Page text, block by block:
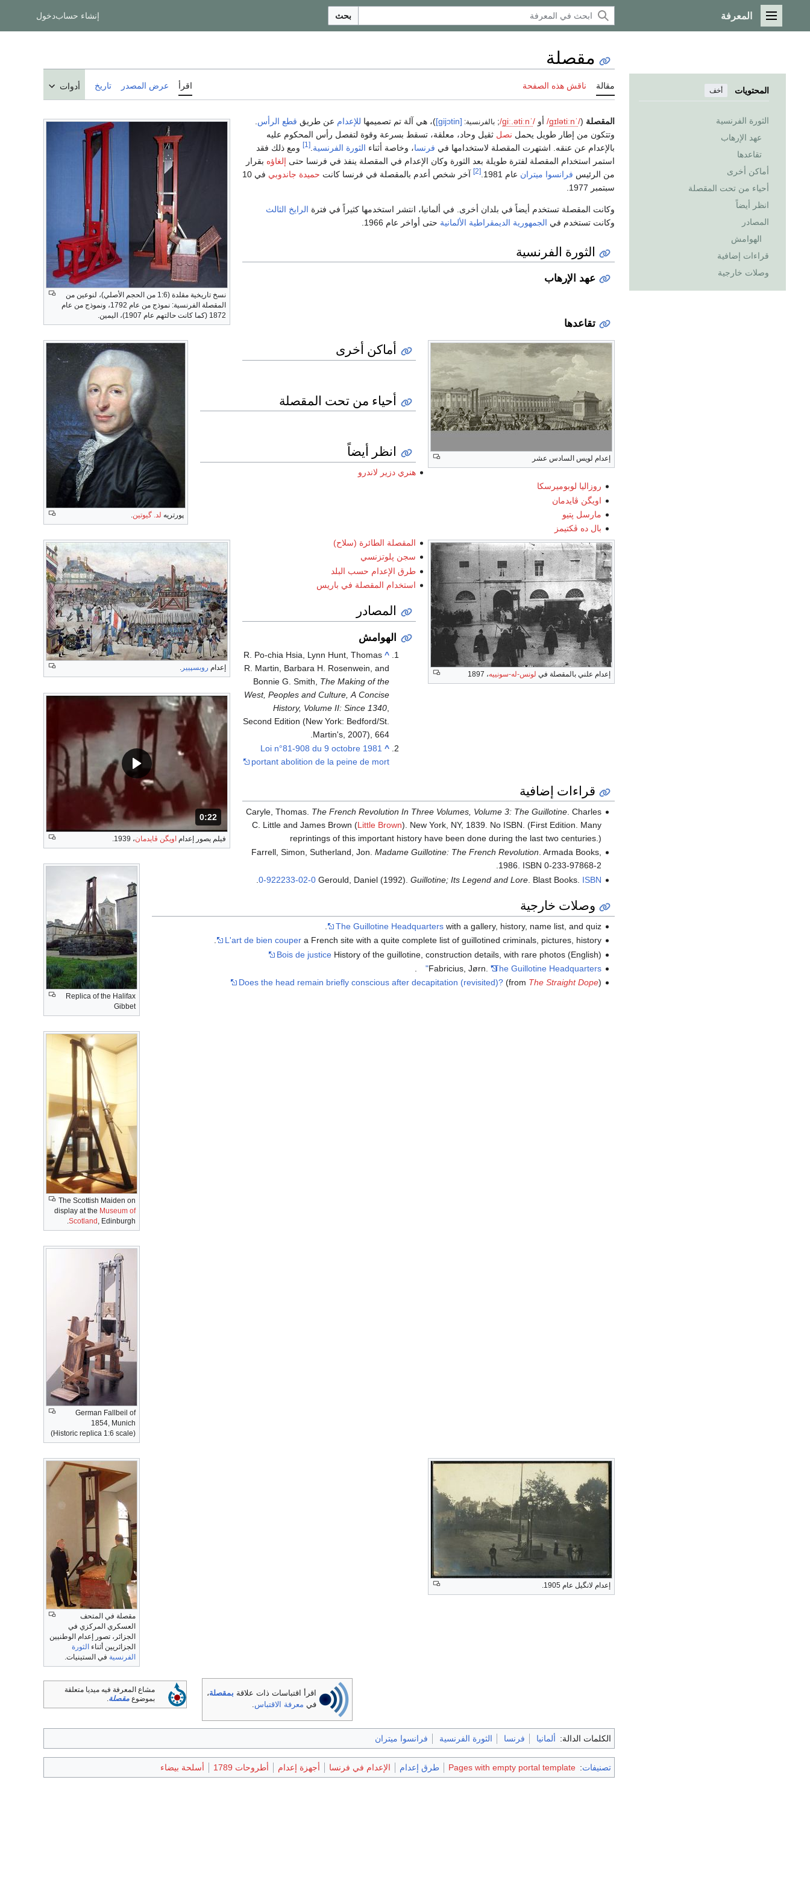
القائمة الرئيسية
المعرفة بحث إنشاء حسابدخول
المحتويات أخف
الثورة الفرنسية
عهد الإرهاب
تقاعدها
أماكن أخرى
أحياء من تحت المقصلة
انظر أيضاً
المصادر
الهوامش
قراءات إضافية
وصلات خارجية
مقصلة
مقالة ناقش هذه الصفحة اقرأ عرض المصدر تاريخ أدوات
نسخ تاريخية مقلدة (1:6 من الحجم الأصلي)، لنوعين من
المقصلة الفرنسية: نموذج من عام 1792، ونموذج من عام
1872 (كما كانت حالتهم عام 1907)، اليمين.
المقصلة (
/
ˈ
ɡɪlətiːn
/ أو /
ˈ
ɡiː ətiːn
/
; بالفرنسية: [ɡijɔtin] )، هي آلة تم تصميمها للإعدام عن طريق قطع الرأس
وتتكون من إطار طويل يحمل نصل ثقيل وحاد، معلقة، تسقط بسرعة وقوة لتفصل رأس المحكوم عليه
بالإعدام عن عنقه. اشتهرت المقصلة لاستخدامها في فرنسا، وخاصة أثناء الثورة الفرنسية [1]
ومع ذلك فقد
استمر استخدام المقصلة لفترة طويلة بعد الثورة وكان الإعدام في المقصلة ينفذ في فرنسا حتى إلغاؤه بقرار
من الرئيس فرانسوا ميتران عام 1981. [2] آخر شخص أعدم بالمقصلة في فرنسا كانت حميدة جاندوبي
في 10
سبتمبر 1977.
وكانت المقصلة تستخدم أيضاً في بلدان أخرى. في ألمانيا، انتشر استخدمها كثيراً في فترة الرايخ الثالث
وكانت تستخدم في الجمهورية الديمقراطية الألمانية حتى أواخر عام 1966.
الثورة الفرنسية
پورتريه لد. گیوتین.
عهد الإرهاب
إعدام لويس السادس عشر
إعدام روبسپيير .
تقاعدها
إعدام علني بالمقصلة في لونس-له-سونييه، 1897
المدة: 22 ثانية.
0:22
فيلم يصور إعدام اويگن ڤايدمان، 1939.
أماكن أخرى
Replica of the Halifax
Gibbet
The Scottish Maiden on
display at the Museum of
Scotland , Edinburgh.
German Fallbeil of
1854, Munich
(Historic replica 1:6 scale)
مقصلة في المتحف
العسكري المركزي في
الجزائر، تصور إعدام الوطنيين
الجزائريين أثناء الثورة
الفرنسية في الستينيات.
أحياء من تحت المقصلة
إعدام لانگيل عام 1905.
انظر أيضاً
هنري دزير لاندرو
روزاليا لوبوميرسكا
اويگن ڤايدمان
مارسل پتيو
بال ده ڤكتيمز
المقصلة الطائرة (سلاح)
سجن پلوتزنسي
طرق الإعدام حسب البلد
استخدام المقصلة في باريس
المصادر
الهوامش
^
R. Po-chia Hsia, Lynn Hunt, Thomas
R. Martin, Barbara H. Rosenwein, and
Bonnie G. Smith, The Making of the
West, Peoples and Culture, A Concise
History, Volume II: Since 1340,
Second Edition (New York: Bedford/St.
Martin's, 2007), 664.
^
Loi n°81-908 du 9 octobre 1981
portant abolition de la peine de mort
قراءات إضافية
Caryle, Thomas. The French Revolution In Three Volumes, Volume 3: The Guillotine. Charles
C. Little and James Brown (Little Brown). New York, NY, 1839. No ISBN. (First Edition. Many
reprintings of this important history have been done during the last two centuries.)
Farrell, Simon, Sutherland, Jon. Madame Guillotine: The French Revolution . Armada Books,
1986. ISBN 0-233-97868-2.
Gerould, Daniel (1992). Guillotine; Its Legend and Lore. Blast Books. ISBN
0-922233-02-0
وصلات خارجية
مشاع المعرفة فيه ميديا متعلقة
بموضوعمقصلة
اقرأ اقتباسات ذات علاقة بمقصلة،
في معرفة الاقتباس
The Guillotine Headquarterswith a gallery, history, name list, and quiz.
L'art de bien coupera French site with a quite complete list of guillotined criminals, pictures, history.
Bois de justiceHistory of the guillotine, construction details, with rare photos (English)
Fabricius, Jørn. "The Guillotine Headquarters"
Does the head remain briefly conscious after decapitation (revisited)?(from The Straight Dope)
الكلمات الدالة: ألمانيا فرنسا الثورة الفرنسية فرانسوا ميتران
تصنيفات:
Pages with empty portal template طرق إعدام الإعدام في فرنسا أجهزة إعدام أطروحات 1789 أسلحة بيضاء